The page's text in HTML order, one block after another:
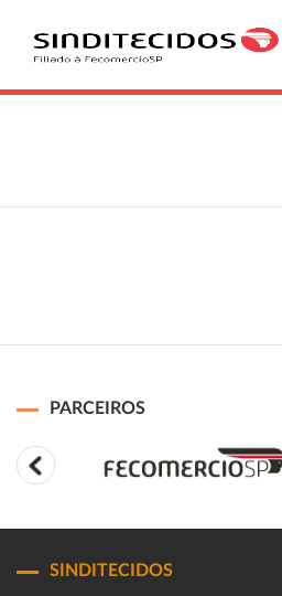
PARCEIROS
SINDITECIDOS